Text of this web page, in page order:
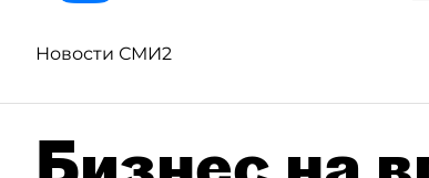
Новости СМИ2